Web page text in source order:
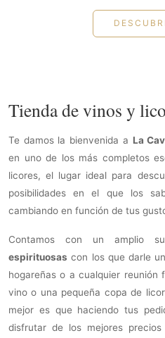
Tienda de vinos y
Te damos la bienvenida a La
en uno de los más completos
licores, el lugar ideal para
posibilidades en el que los
cambiando en función de tus
Contamos con un amplio
espirituosas con los que darle
hogareñas o a cualquier reunión
vino o una pequeña copa de
mejor es que haciendo tus
disfrutar de los mejores